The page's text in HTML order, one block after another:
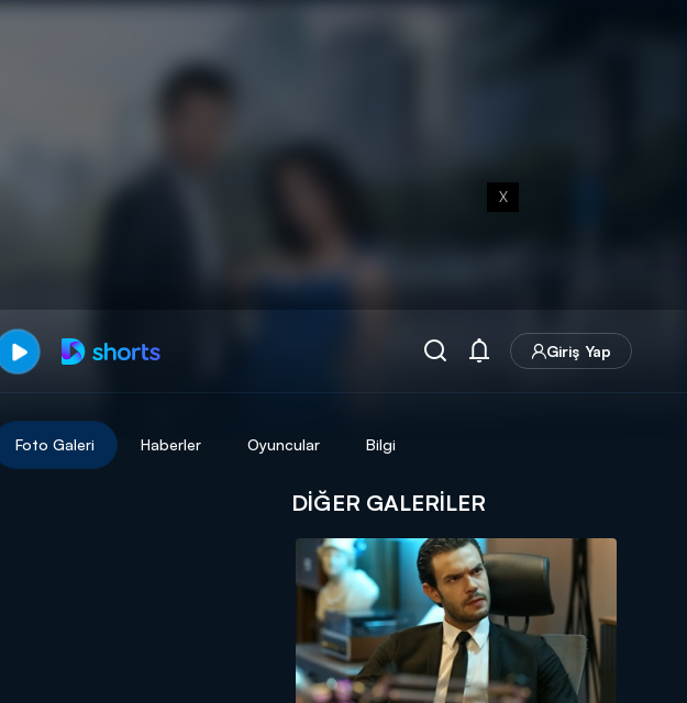
X
Giriş Yap
Foto Galeri Haberler Oyuncular Bilgi
DİĞER GALERİLER